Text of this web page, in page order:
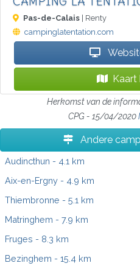
Pas-de-Calais | Renty
campinglatentation.com
Kaart
Herkomst van de
CPG - 15/04/2020
Andere
Audincthun - 4.1 km
Aix-en-Ergny - 4.9 km
Thiembronne - 5.1 km
Matringhem - 7.9 km
Fruges - 8.3 km
Bezinghem - 15.4 km